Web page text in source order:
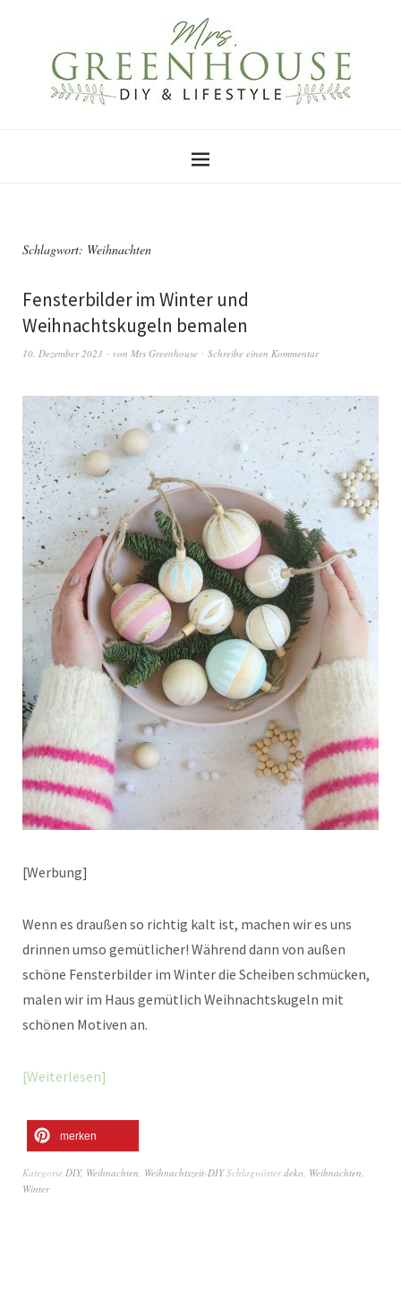
Schlagwort: Weihnachten
Fensterbilder im Winter und
Weihnachtskugeln bemalen
10. Dezember 2023 von Mrs Greenhouse Schreibe einen Kommentar
[Werbung]
Wenn es draußen so richtig kalt ist, machen wir es uns
drinnen umso gemütlicher! Während dann von außen
schöne Fensterbilder im Winter die Scheiben schmücken,
malen wir im Haus gemütlich Weihnachtskugeln mit
schönen Motiven an.
Weiterlesen
merken
Kategorie DIY, Weihnachten, Weihnachtszeit-DIY Schlagwörterdeko, Weihnachten,
Winter